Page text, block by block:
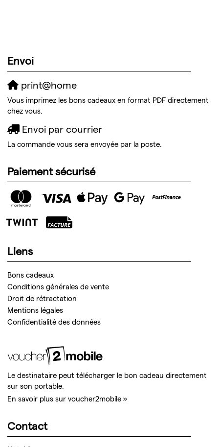
Envoi
print@home
Vous imprimez les bons cadeaux en format PDF directement
chez vous.
Envoi par courrier
La commande vous sera envoyée par la poste.
Paiement sécurisé
Liens
Bons cadeaux
Conditions générales de vente
Droit de rétractation
Mentions légales
Confidentialité des données
Le destinataire peut télécharger le bon cadeau directement
sur son portable.
En savoir plus sur voucher2mobile »
Contact